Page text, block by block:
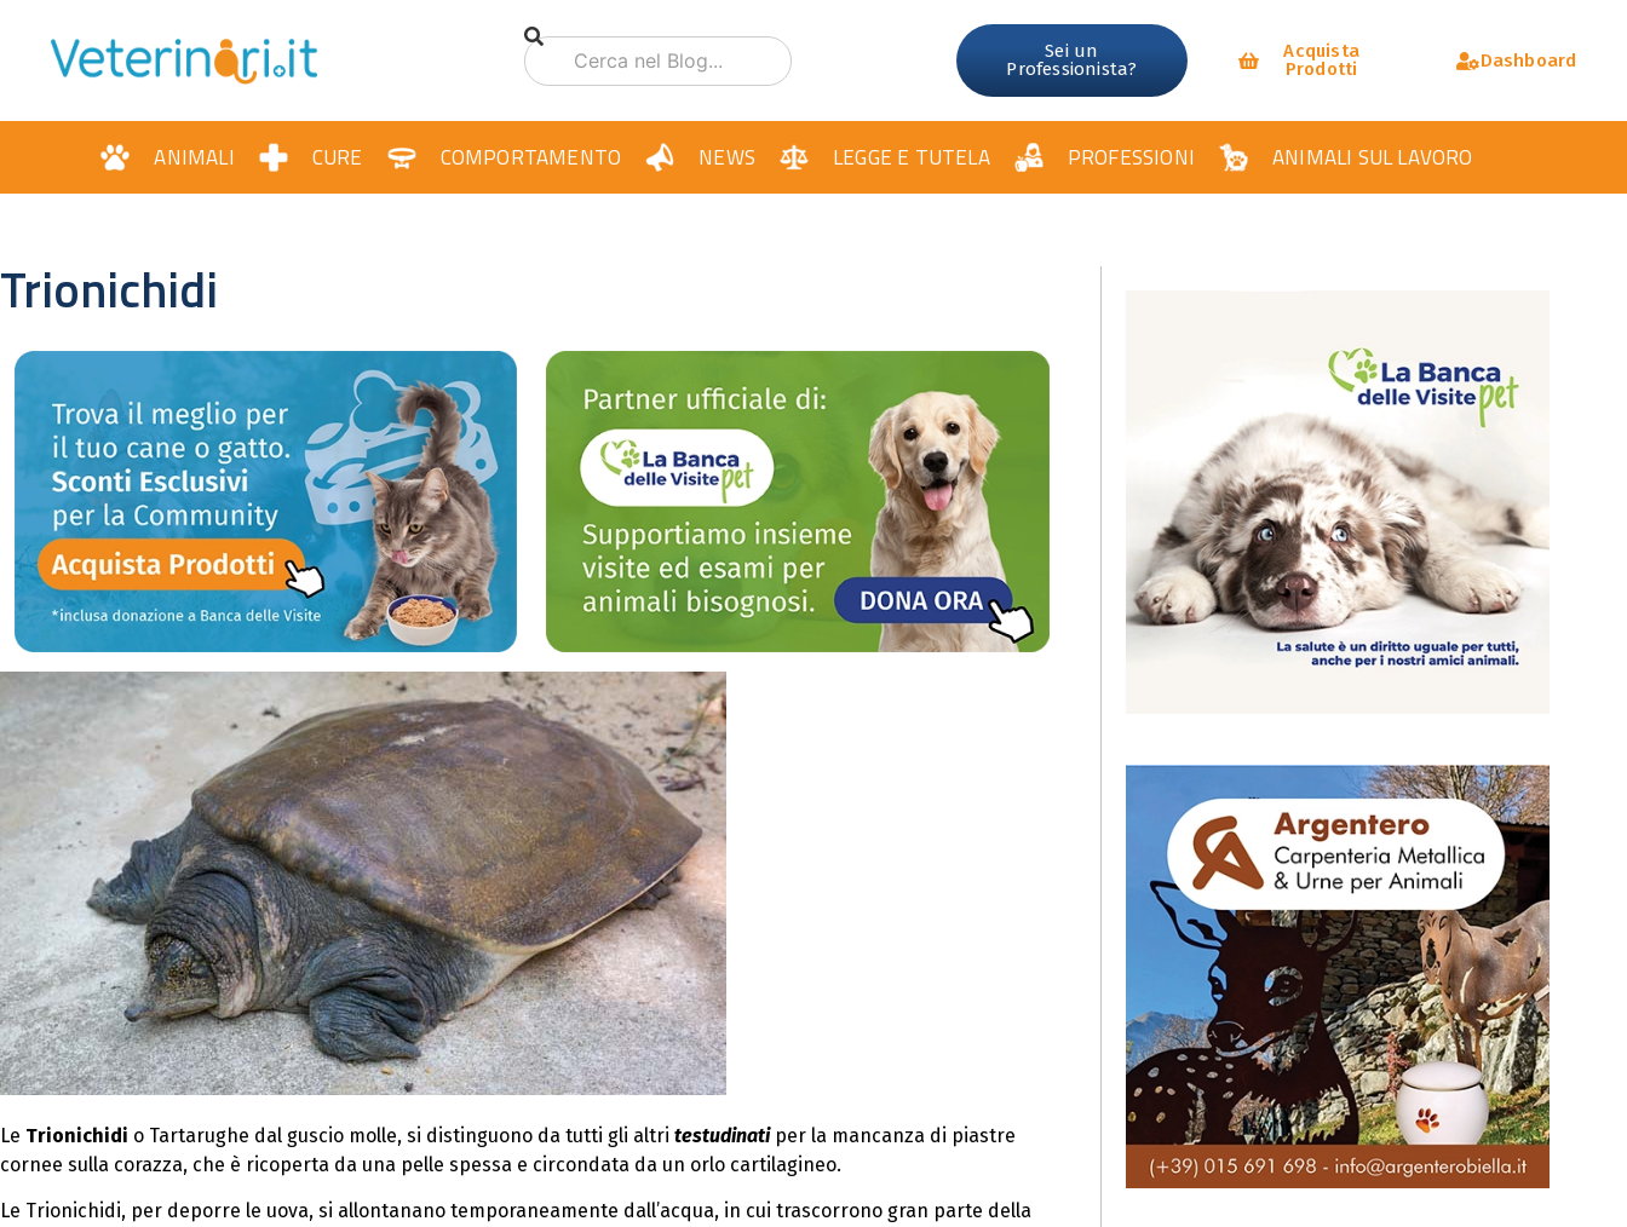
Sei un
Professionista?
Acquista
Prodotti
Dashboard
ANIMALI CURE COMPORTAMENTO NEWS LEGGE E TUTELA PROFESSIONI ANIMALI SUL LAVORO
Trionichidi
Le Trionichidi o Tartarughe dal guscio molle, si distinguono da tutti gli altri testudinati per la mancanza di piastre
cornee sulla corazza, che è ricoperta da una pelle spessa e circondata da un orlo cartilagineo.
Le Trionichidi, per deporre le uova, si allontanano temporaneamente dall’acqua, in cui trascorrono gran parte della